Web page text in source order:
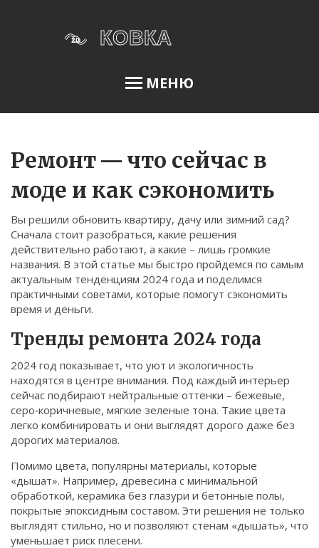
МЕНЮ
Меню
О нас
Условия использования
Политика конфиденциальности
ФЗ-152
Связаться
© 2026. Все права защищены.
Ремонт — что сейчас в
моде и как сэкономить
Вы решили обновить квартиру, дачу или зимний сад?
Сначала стоит разобраться, какие решения
действительно работают, а какие – лишь громкие
названия. В этой статье мы быстро пройдемся по самым
актуальным тенденциям 2024 года и поделимся
практичными советами, которые помогут сэкономить
время и деньги.
Тренды ремонта 2024 года
2024 год показывает, что уют и экологичность
находятся в центре внимания. Под каждый интерьер
сейчас подбирают нейтральные оттенки – бежевые,
серо‑коричневые, мягкие зеленые тона. Такие цвета
легко комбинировать и они выглядят дорого даже без
дорогих материалов.
Помимо цвета, популярны материалы, которые
«дышат». Например, древесина с минимальной
обработкой, керамика без глазури и бетонные полы,
покрытые эпоксидным составом. Эти решения не только
выглядят стильно, но и позволяют стенам «дышать», что
уменьшает риск плесени.